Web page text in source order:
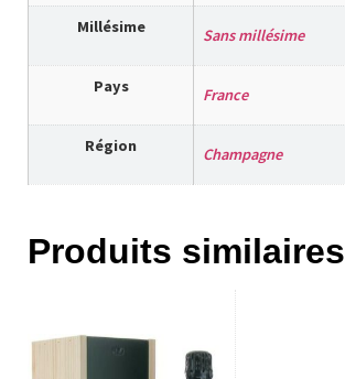
Millésime Sans millésime
Pays France
Région Champagne
Produits similaires